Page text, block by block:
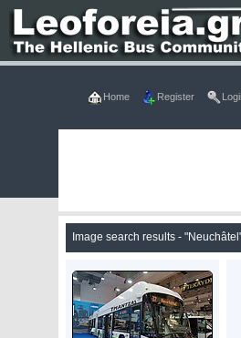
Home Register
Image search results -